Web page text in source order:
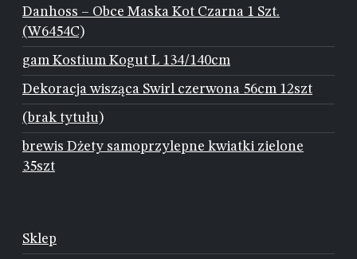
Danhoss – Obce Maska Kot Czarna 1 Szt.
(W6454C)
gam Kostium Kogut L 134/140cm
Dekoracja wisząca Swirl czerwona 56cm 12szt
(brak tytułu)
brewis Dżety samoprzylepne kwiatki zielone
35szt
Sklep